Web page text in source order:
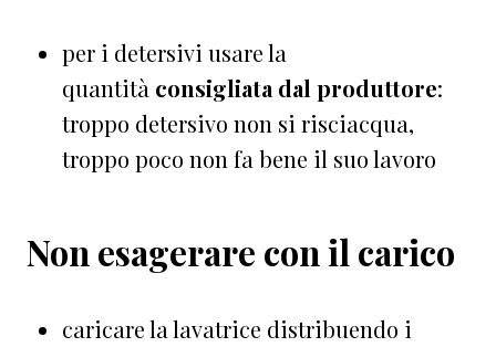
per i detersivi usare la
quantità consigliata dal produttore:
troppo detersivo non si risciacqua,
troppo poco non fa bene il suo lavoro
Non esagerare con il carico
caricare la lavatrice distribuendo i